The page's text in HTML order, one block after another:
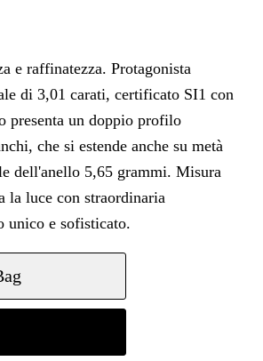
e raffinatezza. Protagonista
di 3,01 carati, certificato SI1 con
presenta un doppio profilo
che si estende anche su metà
dell'anello 5,65 grammi. Misura
la luce con straordinaria
unico e sofisticato.